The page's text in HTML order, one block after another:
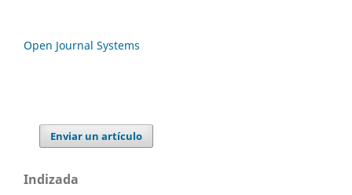
Open Journal Systems
Enviar un artículo
Indizada